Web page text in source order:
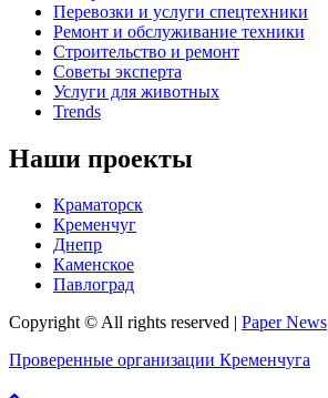
Перевозки и услуги спецтехники
Ремонт и обслуживание техники
Строительство и ремонт
Советы эксперта
Услуги для животных
Trends
Наши проекты
Краматорск
Кременчуг
Днепр
Каменское
Павлоград
Copyright © All rights reserved
Paper News
Проверенные организации Кременчуга